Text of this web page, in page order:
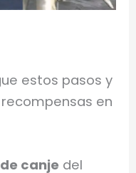
estos pasos y
en
canje del